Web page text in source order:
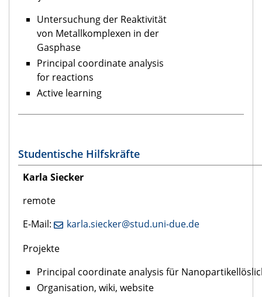
Untersuchung der Reaktivität
von Metallkomplexen in der
Gasphase
Principal coordinate analysis
for reactions
Active learning
Studentische Hilfskräfte
Karla Siecker
remote
E-Mail:
karla.siecker@stud.uni-due.de
Projekte
Principal coordinate analysis für
Organisation, wiki, website